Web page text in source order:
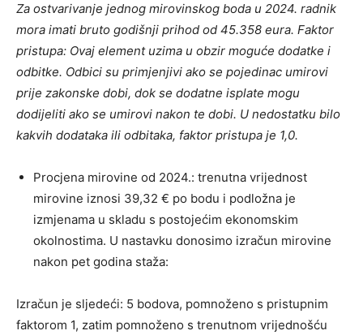
Za ostvarivanje jednog mirovinskog boda u 2024. radnik
mora imati bruto godišnji prihod od 45.358 eura. Faktor
pristupa: Ovaj element uzima u obzir moguće dodatke i
odbitke. Odbici su primjenjivi ako se pojedinac umirovi
prije zakonske dobi, dok se dodatne isplate mogu
dodijeliti ako se umirovi nakon te dobi. U nedostatku bilo
kakvih dodataka ili odbitaka, faktor pristupa je 1,0.
Procjena mirovine od 2024.: trenutna vrijednost
mirovine iznosi 39,32 € po bodu i podložna je
izmjenama u skladu s postojećim ekonomskim
okolnostima. U nastavku donosimo izračun mirovine
nakon pet godina staža:
Izračun je sljedeći: 5 bodova, pomnoženo s pristupnim
faktorom 1, zatim pomnoženo s trenutnom vrijednošću